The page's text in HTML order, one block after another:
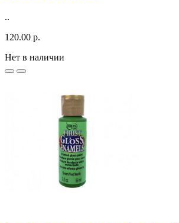
..
120.00 р.
Нет в наличии